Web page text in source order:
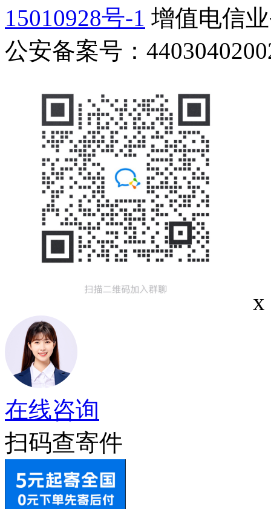
15010928号-1 增值电信
公安备案号：
x
在线咨询
扫码查寄件